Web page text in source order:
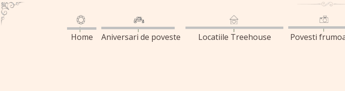
Home Aniversari de poveste Locatiile Treehouse Povesti